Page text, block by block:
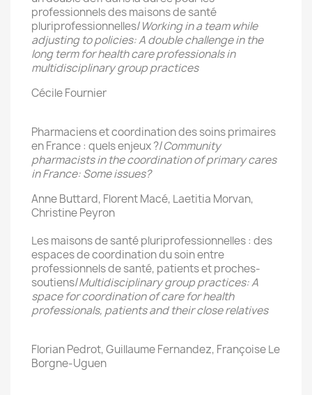
professionnels des maisons de santé
pluriprofessionnelles/Working in a team while
adjusting to policies: A double challenge in the
long term for health care professionals in
multidisciplinary group practices
Cécile Fournier
Pharmaciens et coordination des soins primaires
en France : quels enjeux ?/Community
pharmacists in the coordination of primary cares
in France: Some issues?
Anne Buttard, Florent Macé, Laetitia Morvan,
Christine Peyron
Les maisons de santé pluriprofessionnelles : des
espaces de coordination du soin entre
professionnels de santé, patients et proches-
soutiens/Multidisciplinary group practices: A
space for coordination of care for health
professionals, patients and their close relatives
Florian Pedrot, Guillaume Fernandez, Françoise Le
Borgne-Uguen